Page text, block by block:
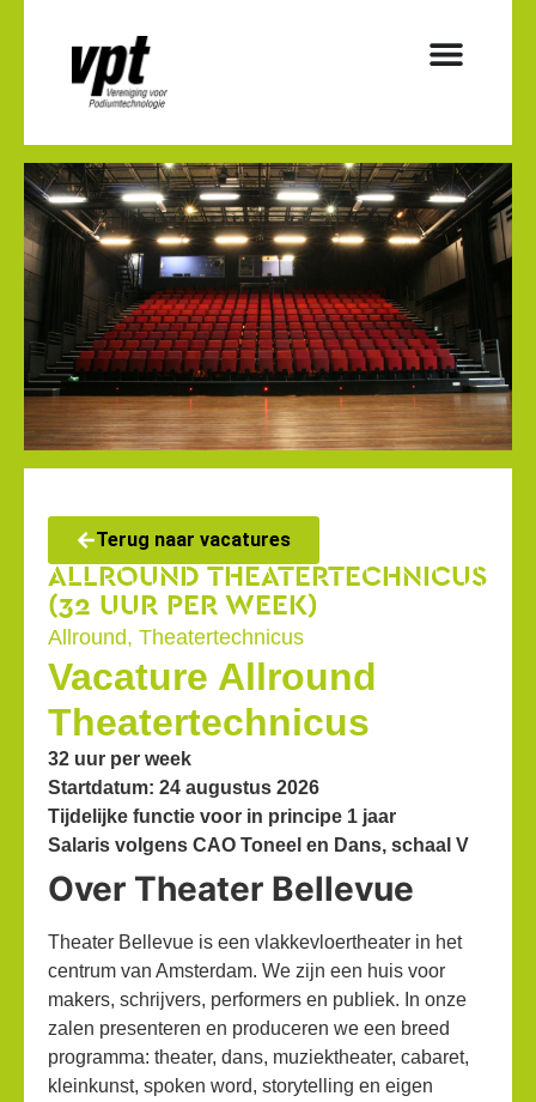
Terug naar vacatures
ALLROUND THEATERTECHNICUS
(32 UUR PER WEEK)
Allround, Theatertechnicus
Vacature Allround
Theatertechnicus
32 uur per week
Startdatum: 24 augustus 2026
Tijdelijke functie voor in principe 1 jaar
Salaris volgens CAO Toneel en Dans, schaal V
Over Theater Bellevue
Theater Bellevue is een vlakkevloertheater in het
centrum van Amsterdam. We zijn een huis voor
makers, schrijvers, performers en publiek. In onze
zalen presenteren en produceren we een breed
programma: theater, dans, muziektheater, cabaret,
kleinkunst, spoken word, storytelling en eigen